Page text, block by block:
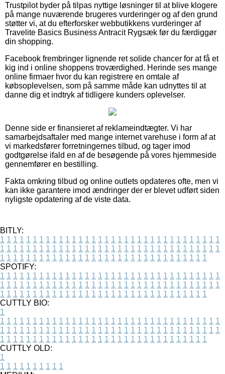
Trustpilot byder på tilpas nyttige løsninger til at blive klogere
på mange nuværende brugeres vurderinger og af den grund
støtter vi, at du efterforsker webbutikkens vurderinger af
Travelite Basics Business Antracit Rygsæk før du færdiggør
din shopping.
Facebook frembringer lignende ret solide chancer for at få et
kig ind i online shoppens troværdighed. Herinde ses mange
online firmaer hvor du kan registrere en omtale af
købsoplevelsen, som på samme måde kan udnyttes til at
danne dig et indtryk af tidligere kunders oplevelser.
Denne side er finansieret af reklameindtægter. Vi har
samarbejdsaftaler med mange internet varehuse i form af at
vi markedsfører forretningernes tilbud, og tager imod
godtgørelse ifald en af de besøgende på vores hjemmeside
gennemfører en bestilling.
Fakta omkring tilbud og online outlets opdateres ofte, men vi
kan ikke garantere imod ændringer der er blevet udført siden
nyligste opdatering af de viste data.
BITLY:
1 1 1 1 1 1 1 1 1 1 1 1 1 1 1 1 1 1 1 1 1 1 1 1 1 1 1 1 1 1 1 1 1 1
1 1 1 1 1 1 1 1 1 1 1 1 1 1 1 1 1 1 1 1 1 1 1 1 1 1 1 1 1 1 1 1 1 1
1 1 1 1 1 1 1 1 1 1 1 1 1 1 1 1 1 1 1 1 1 1 1 1 1 1 1 1 1 1 1 1
SPOTIFY:
1 1 1 1 1 1 1 1 1 1 1 1 1 1 1 1 1 1 1 1 1 1 1 1 1 1 1 1 1 1 1 1 1 1
1 1 1 1 1 1 1 1 1 1 1 1 1 1 1 1 1 1 1 1 1 1 1 1 1 1 1 1 1 1 1 1 1 1
1 1 1 1 1 1 1 1 1 1 1 1 1 1 1 1 1 1 1 1 1 1 1 1 1 1 1 1 1 1 1 1
CUTTLY BIO:
1
1 1 1 1 1 1 1 1 1 1 1 1 1 1 1 1 1 1 1 1 1 1 1 1 1 1 1 1 1 1 1 1 1 1
1 1 1 1 1 1 1 1 1 1 1 1 1 1 1 1 1 1 1 1 1 1 1 1 1 1 1 1 1 1 1 1 1 1
1 1 1 1 1 1 1 1 1 1 1 1 1 1 1 1 1 1 1 1 1 1 1 1 1 1 1 1 1 1 1 1
CUTTLY OLD:
1
1 1 1 1 1 1 1 1 1 1